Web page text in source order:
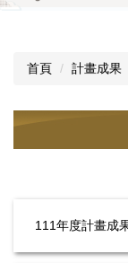
首頁 計畫成果
111年度計畫成